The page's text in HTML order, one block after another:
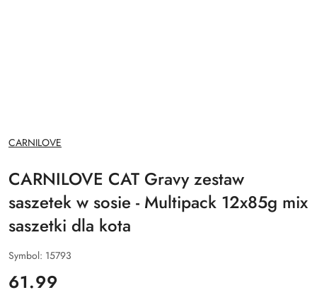
NAZWA
PRODUCENTA:
CARNILOVE
CARNILOVE CAT Gravy zestaw
saszetek w sosie - Multipack 12x85g mix
saszetki dla kota
Symbol: 15793
cena:
61.99